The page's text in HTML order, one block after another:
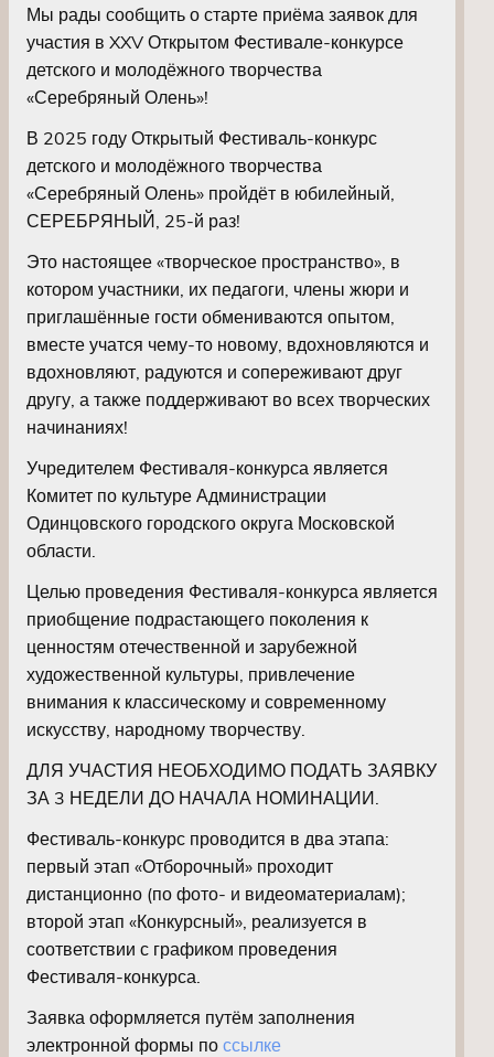
Мы рады сообщить о старте приёма заявок для
участия в XXV Открытом Фестивале-конкурсе
детского и молодёжного творчества
«Серебряный Олень»!
В 2025 году Открытый Фестиваль-конкурс
детского и молодёжного творчества
«Серебряный Олень» пройдёт в юбилейный,
СЕРЕБРЯНЫЙ, 25-й раз!
Это настоящее «творческое пространство», в
котором участники, их педагоги, члены жюри и
приглашённые гости обмениваются опытом,
вместе учатся чему-то новому, вдохновляются и
вдохновляют, радуются и сопереживают друг
другу, а также поддерживают во всех творческих
начинаниях!
Учредителем Фестиваля-конкурса является
Комитет по культуре Администрации
Одинцовского городского округа Московской
области.
Целью проведения Фестиваля-конкурса является
приобщение подрастающего поколения к
ценностям отечественной и зарубежной
художественной культуры, привлечение
внимания к классическому и современному
искусству, народному творчеству.
ДЛЯ УЧАСТИЯ НЕОБХОДИМО ПОДАТЬ ЗАЯВКУ
ЗА 3 НЕДЕЛИ ДО НАЧАЛА НОМИНАЦИИ.
Фестиваль-конкурс проводится в два этапа:
первый этап «Отборочный» проходит
дистанционно (по фото- и видеоматериалам);
второй этап «Конкурсный», реализуется в
соответствии с графиком проведения
Фестиваля-конкурса.
Заявка оформляется путём заполнения
электронной формы по ссылке